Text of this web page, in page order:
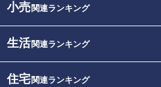
小売関連ランキング
生活関連ランキング
住宅関連ランキング